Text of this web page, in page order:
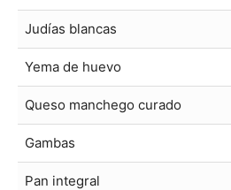
Judías blancas
Yema de huevo
Queso manchego curado
Gambas
Pan integral